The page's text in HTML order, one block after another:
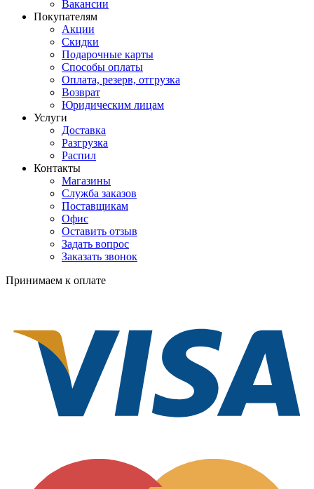
Вакансии
Покупателям
Акции
Скидки
Подарочные карты
Способы оплаты
Оплата, резерв, отгрузка
Возврат
Юридическим лицам
Услуги
Доставка
Разгрузка
Распил
Контакты
Магазины
Служба заказов
Поставщикам
Офис
Оставить отзыв
Задать вопрос
Заказать звонок
Принимаем к оплате